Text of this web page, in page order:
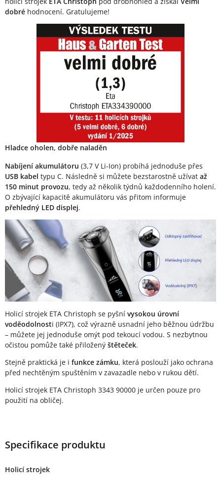
dobré hodnocení. Gratulujeme!
Hladce oholen, dobře naladěn
Nabíjení akumulátoru (3,7 V Li-Ion) probíhá jednoduše přes
USB kabel typu C. Následně si můžete bezstarostně užívat až
150 minut provozu, tedy až několik týdnů každodenního holení.
O zbývající kapacitě akumulátoru vás přitom informuje
přehledný LED displej.
Holicí strojek ETA Christoph se pyšní vysokou úrovní
voděodolnosti (IPX7), což výrazně usnadní jeho běžnou údržbu
– můžete jej jednoduše omýt pod tekoucí vodou. S nezbytnou
očistou pomůže také přiložený štěteček.
Stejně praktická je i funkce zámku, která poslouží jako ochrana
před nechtěným spuštěním v zavazadle nebo v rukou dětí.
Holicí strojek ETA Christoph 3343 90000 je určen pouze pro
použití na obličej.
Specifikace produktu
Holicí strojek